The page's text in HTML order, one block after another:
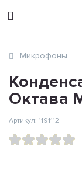
sales@dimoll.ru
Микрофоны
Октава
Артикул: 1191112